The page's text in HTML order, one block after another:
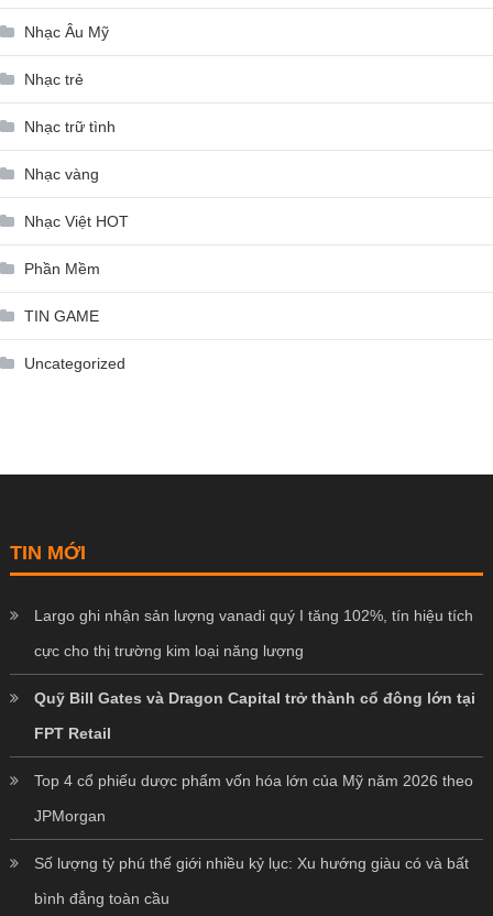
Nhạc Âu Mỹ
Nhạc trẻ
Nhạc trữ tình
Nhạc vàng
Nhạc Việt HOT
Phần Mềm
TIN GAME
Uncategorized
TIN MỚI
Largo ghi nhận sản lượng vanadi quý I tăng 102%, tín hiệu tích
cực cho thị trường kim loại năng lượng
Quỹ Bill Gates và Dragon Capital trở thành cổ đông lớn tại
FPT Retail
Top 4 cổ phiếu dược phẩm vốn hóa lớn của Mỹ năm 2026 theo
JPMorgan
Số lượng tỷ phú thế giới nhiều kỷ lục: Xu hướng giàu có và bất
bình đẳng toàn cầu